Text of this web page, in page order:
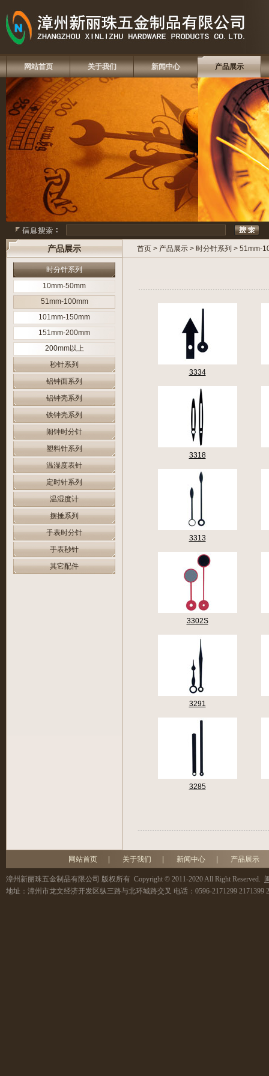
网站首页 关于我们 新闻中心 产品展示
产品展示
时分针系列
10mm-50mm
51mm-100mm
101mm-150mm
151mm-200mm
200mm以上
秒针系列
铝钟面系列
铝钟壳系列
铁钟壳系列
闹钟时分针
塑料针系列
温湿度表针
定时针系列
温湿度计
摆捶系列
手表时分针
手表秒针
其它配件
首页 > 产品展示 > 时分针系列 > 51mm-
3334
3318
3313
3302S
3291
3285
网站首页 关于我们 新闻中心 产品展示
漳州新丽珠五金制品有限公司 版权所有 Copyright © 2011-2020 All Right Reserved.
地址： 漳州市龙文经济开发区纵三路与北环城路交叉 电话： 0596-2171299 2171399